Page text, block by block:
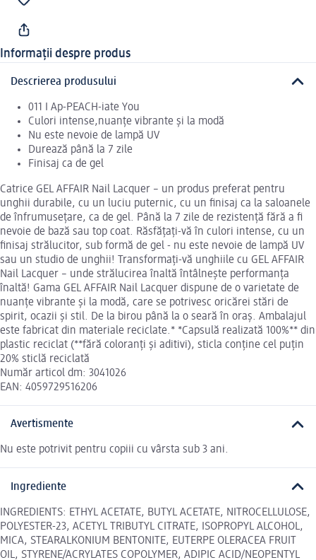
Informații despre produs
Descrierea produsului
011 I Ap-PEACH-iate You
Culori intense,nuanțe vibrante și la modă
Nu este nevoie de lampă UV
Durează până la 7 zile
Finisaj ca de gel
Catrice GEL AFFAIR Nail Lacquer – un produs preferat pentru
unghii durabile, cu un luciu puternic, cu un finisaj ca la saloanele
de înfrumusețare, ca de gel. Până la 7 zile de rezistență fără a fi
nevoie de bază sau top coat. Răsfățați-vă în culori intense, cu un
finisaj strălucitor, sub formă de gel - nu este nevoie de lampă UV
sau un studio de unghii! Transformați-vă unghiile cu GEL AFFAIR
Nail Lacquer – unde strălucirea înaltă întâlnește performanța
înaltă! Gama GEL AFFAIR Nail Lacquer dispune de o varietate de
nuanțe vibrante și la modă, care se potrivesc oricărei stări de
spirit, ocazii și stil. De la birou până la o seară în oraș. Ambalajul
este fabricat din materiale reciclate.* *Capsulă realizată 100%** din
plastic reciclat (**fără coloranți și aditivi), sticla conține cel puțin
20% sticlă reciclată
Număr articol dm: 3041026
EAN: 4059729516206
Avertismente
Nu este potrivit pentru copiii cu vârsta sub 3 ani.
Ingrediente
INGREDIENTS: ETHYL ACETATE, BUTYL ACETATE, NITROCELLULOSE,
POLYESTER-23, ACETYL TRIBUTYL CITRATE, ISOPROPYL ALCOHOL,
MICA, STEARALKONIUM BENTONITE, EUTERPE OLERACEA FRUIT
OIL, STYRENE/ACRYLATES COPOLYMER, ADIPIC ACID/NEOPENTYL